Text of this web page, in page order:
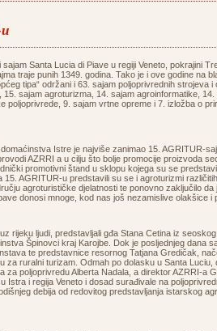
Santa Lucia di Piave u regiji Veneto, pokrajini
traje punih 1349. godina. Tako je i ove godine na
tipa“ održani i 63. sajam poljoprivrednih strojeva i
sajam agroturizma, 14. sajam agroinformatike, 14.
poljoprivrede, 9. sajam vrtne opreme i 7. izložba o
Istre je najviše zanimao 15. AGRITUR-
AZRRI a u cilju što bolje promocije proizvoda
promotivni štand u sklopu kojega su se
AGRITUR-u predstavili su se i agroturizmi
agroturističke djelatnosti te ponovno zaključilo da
donosi mnoge, kod nas još nezamislive olakšice i
rijeku ljudi, predstavljali gđa Stana Cetina iz seoskog
Špinovci kraj Karojbe. Dok je posljednjeg dana
te predstavnice resornog Tatjana Gredičak,
za ruralni turizam. Odmah po dolasku u Santa Luciu,
poljoprivredu Alberta Nadala, a direktor AZRRI-a
Istra i regija Veneto i dosad surađivale na
debija od redovitog predstavljanja istarskog